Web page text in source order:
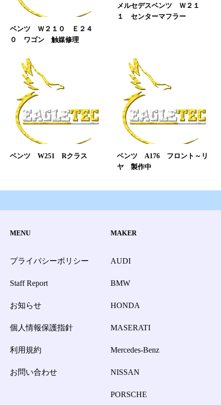
ベンツ Ｗ２１０ Ｅ２４
０ ワゴン 触媒修理
メルセデスベンツ Ｗ２１
１ センターマフラー
ベンツ W251 Rクラス
ベンツ A176 フロント～リ
ヤ 製作中
MENU
プライバシーポリシー
Staff Report
お知らせ
個人情報保護指針
利用規約
お問い合わせ
MAKER
AUDI
BMW
HONDA
MASERATI
Mercedes-Benz
NISSAN
PORSCHE